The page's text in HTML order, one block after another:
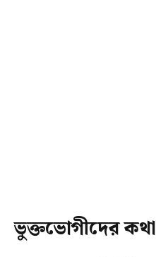
ভুক্তভোগীদের কথা